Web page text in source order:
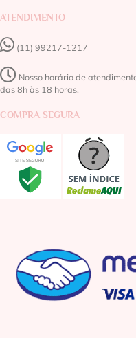
ATENDIMENTO
(11) 99217-1217‬
Nosso horário de
das 8h às 18 horas.
COMPRA SEGURA